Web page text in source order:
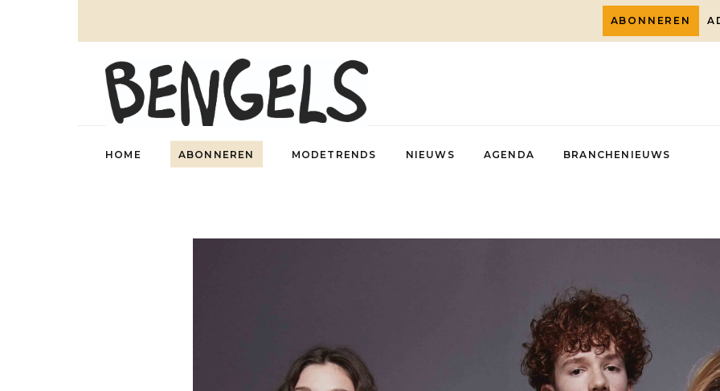
ABONNEREN
HOME ABONNEREN MODETRENDS NIEUWS AGENDA BRANCHENIEUWS